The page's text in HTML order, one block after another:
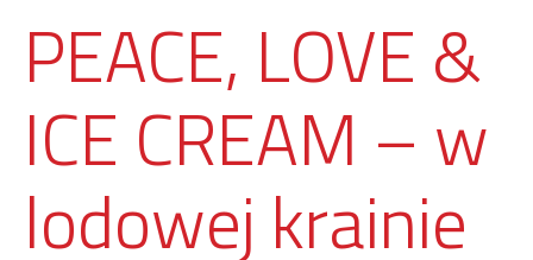
PEACE, LOVE &
ICE CREAM – w
lodowej krainie